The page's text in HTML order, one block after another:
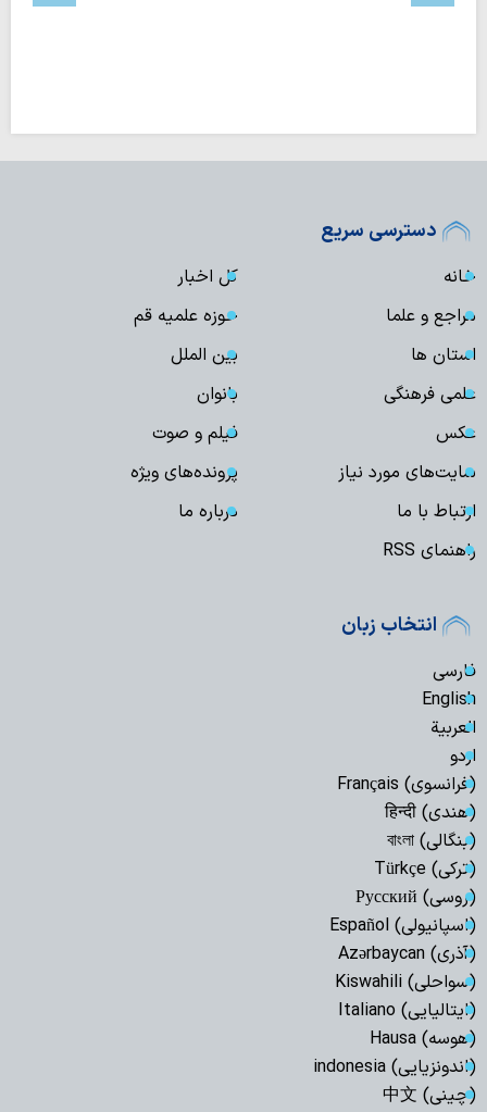
دسترسی سریع
خانه
کل اخبار
مراجع و علما
حوزه علمیه قم
استان ها
بین الملل
علمی فرهنگی
بانوان
عکس
فیلم و صوت
سایت‌های مورد نیاز
پرونده‌های ویژه
ارتباط با ما
درباره ما
راهنمای RSS
انتخاب زبان
فارسی
English
العربیة
اردو
(فرانسوی) Français
(هندی) हिन्दी
(بنگالی) বাংলা
(ترکی) Türkçe
(روسی) Русский
(اسپانیولی) Español
(آذری) Azərbaycan
(سواحلی) Kiswahili
(ایتالیایی) Italiano
(هوسه) Hausa
(اندونزیایی) indonesia
(چینی) 中文